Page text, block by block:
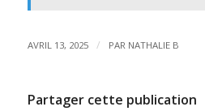
AVRIL 13, 2025 / PAR NATHALIE B
Partager cette publication